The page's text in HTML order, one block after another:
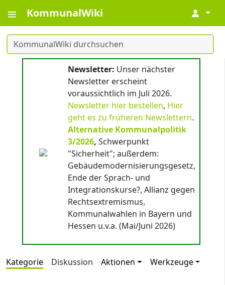
KommunalWiki ↓
Newsletter: Unser nächster
Newsletter erscheint
voraussichtlich im Juli 2026.
Newsletter hier bestellen, Hier
geht es zu früheren Newslettern.
Alternative Kommunalpolitik
3/2026, Schwerpunkt
"Sicherheit"; außerdem:
Gebäudemodernisierungsgesetz,
Ende der Sprach- und
Integrationskurse?, Allianz gegen
Rechtsextremismus,
Kommunalwahlen in Bayern und
Hessen u.v.a. (Mai/Juni 2026)
Kategorie Diskussion Aktionen Werkzeuge